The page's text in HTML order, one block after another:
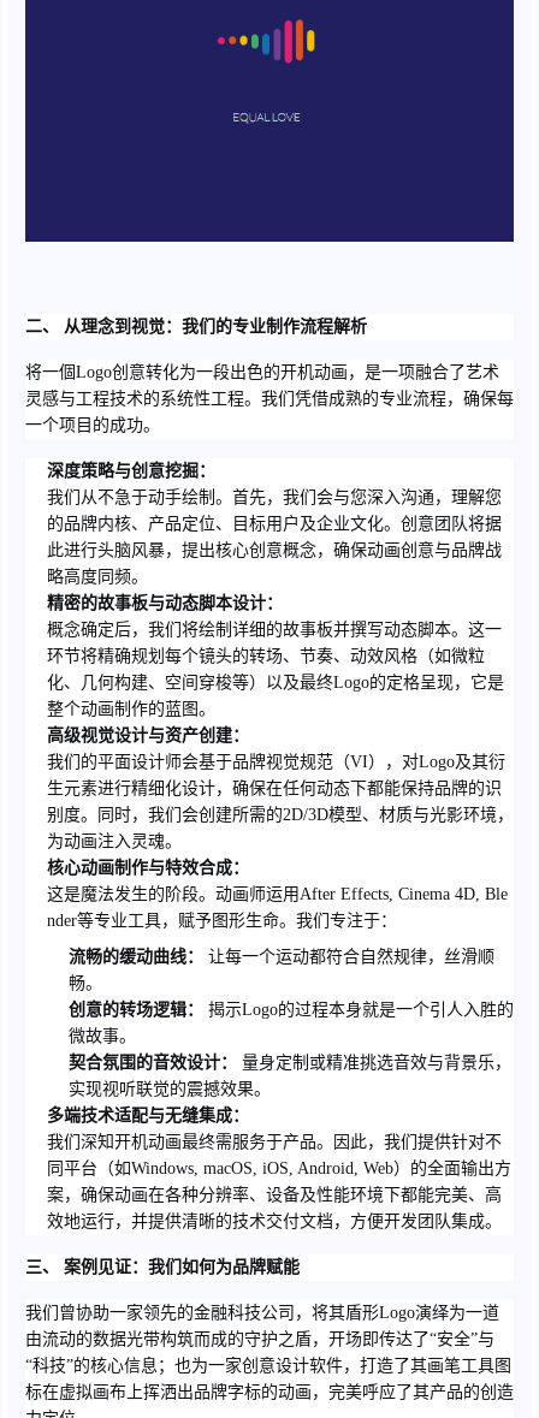
二、 从理念到视觉：我们的专业制作流程解析
将一個Logo创意转化为一段出色的开机动画，是一项融合了艺术
灵感与工程技术的系统性工程。我们凭借成熟的专业流程，确保每
一个项目的成功。
深度策略与创意挖掘：
我们从不急于动手绘制。首先，我们会与您深入沟通，理解您
的品牌内核、产品定位、目标用户及企业文化。创意团队将据
此进行头脑风暴，提出核心创意概念，确保动画创意与品牌战
略高度同频。
精密的故事板与动态脚本设计：
概念确定后，我们将绘制详细的故事板并撰写动态脚本。这一
环节将精确规划每个镜头的转场、节奏、动效风格（如微粒
化、几何构建、空间穿梭等）以及最终Logo的定格呈现，它是
整个动画制作的蓝图。
高级视觉设计与资产创建：
我们的平面设计师会基于品牌视觉规范（VI），对Logo及其衍
生元素进行精细化设计，确保在任何动态下都能保持品牌的识
别度。同时，我们会创建所需的2D/3D模型、材质与光影环境，
为动画注入灵魂。
核心动画制作与特效合成：
这是魔法发生的阶段。动画师运用After Effects, Cinema 4D, Ble
nder等专业工具，赋予图形生命。我们专注于：
流畅的缓动曲线：
让每一个运动都符合自然规律，丝滑顺
畅。
创意的转场逻辑：
揭示Logo的过程本身就是一个引人入胜的
微故事。
契合氛围的音效设计：
量身定制或精准挑选音效与背景乐，
实现视听联觉的震撼效果。
多端技术适配与无缝集成：
我们深知开机动画最终需服务于产品。因此，我们提供针对不
同平台（如Windows, macOS, iOS, Android, Web）的全面输出方
案，确保动画在各种分辨率、设备及性能环境下都能完美、高
效地运行，并提供清晰的技术交付文档，方便开发团队集成。
三、 案例见证：我们如何为品牌赋能
我们曾协助一家领先的金融科技公司，将其盾形Logo演绎为一道
由流动的数据光带构筑而成的守护之盾，开场即传达了“安全”与
“科技”的核心信息；也为一家创意设计软件，打造了其画笔工具图
标在虚拟画布上挥洒出品牌字标的动画，完美呼应了其产品的创造